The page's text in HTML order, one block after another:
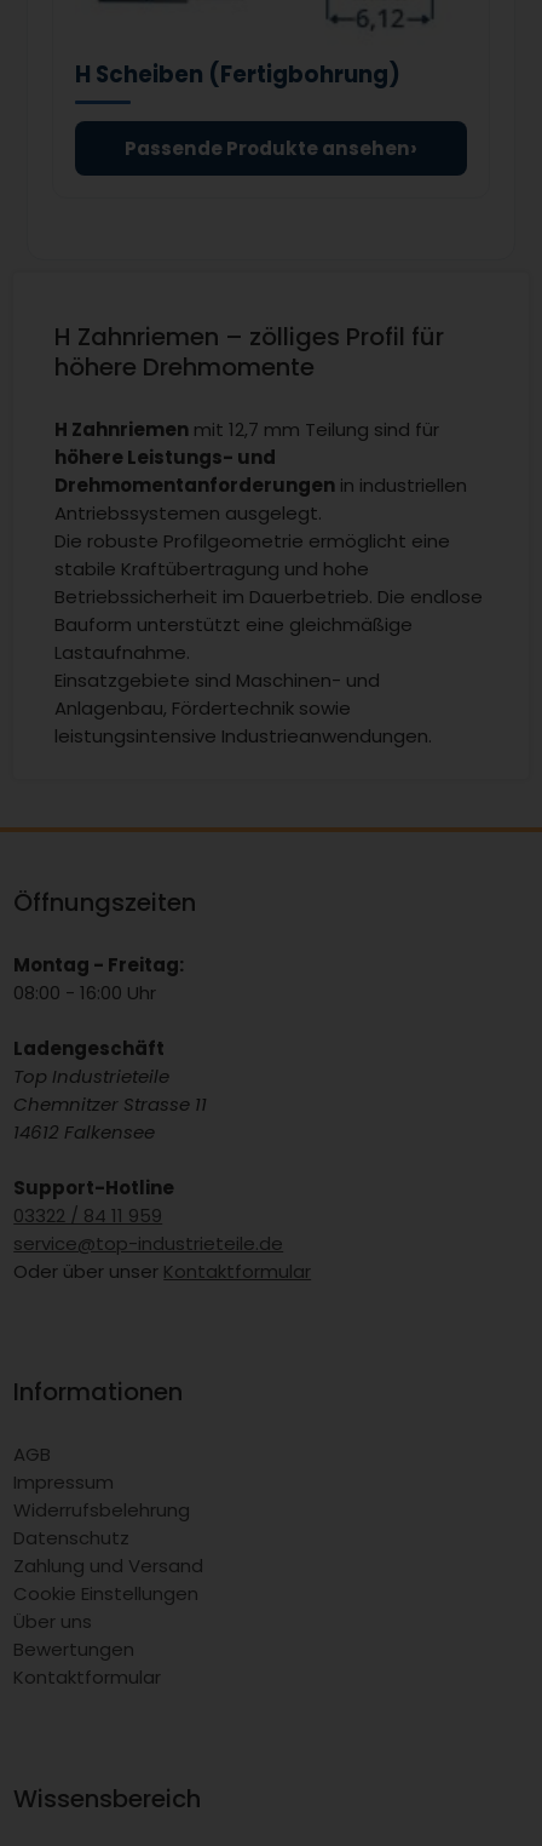
H Scheiben (Fertigbohrung)
Passende Produkte ansehen›
H Zahnriemen – zölliges Profil für
höhere Drehmomente
H Zahnriemenmit 12,7 mm Teilung sind für
höhere Leistungs- und
Drehmomentanforderungenin industriellen
Antriebssystemen ausgelegt.
Die robuste Profilgeometrie ermöglicht eine
stabile Kraftübertragung und hohe
Betriebssicherheit im Dauerbetrieb. Die endlose
Bauform unterstützt eine gleichmäßige
Lastaufnahme.
Einsatzgebiete sind Maschinen- und
Anlagenbau, Fördertechnik sowie
leistungsintensive Industrieanwendungen.
Öffnungszeiten
Montag - Freitag:
08:00 - 16:00 Uhr
Ladengeschäft
Top Industrieteile
Chemnitzer Strasse 11
14612 Falkensee
Support-Hotline
03322 / 84 11 959
service@top-industrieteile.de
Oder über unser Kontaktformular
Informationen
AGB
Impressum
Widerrufsbelehrung
Datenschutz
Zahlung und Versand
Cookie Einstellungen
Über uns
Bewertungen
Kontaktformular
Wissensbereich